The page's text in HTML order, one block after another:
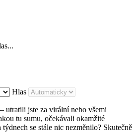
Hlas
utratili jste za virální nebo všemi
tu sumu, očekávali okamžité
se stále nic nezměnilo? Skutečně